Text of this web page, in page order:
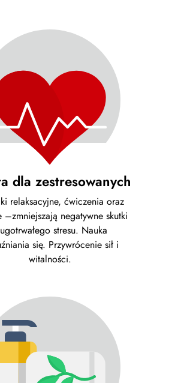
dla zestresowanych
relaksacyjne, ćwiczenia oraz
–zmniejszają negatywne skutki
stresu. Nauka
się. Przywrócenie sił i
witalności.